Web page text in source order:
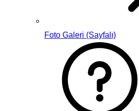
Foto Galeri (Sayfalı)